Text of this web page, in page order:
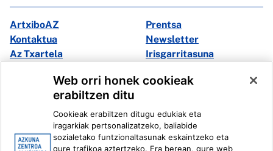
ArtxiboAZ
Prentsa
Kontaktua
Newsletter
Az Txartela
Irisgarritasuna
Instagram
Youtube
Linkedin
Ivoox
Web orri honek cookieak
erabiltzen ditu
Cookieak erabiltzen ditugu edukiak eta
iragarkiak pertsonalizatzeko, baliabide
sozialetako funtzionaltasunak eskaintzeko eta
gure trafikoa aztertzeko. Era berean, gure web